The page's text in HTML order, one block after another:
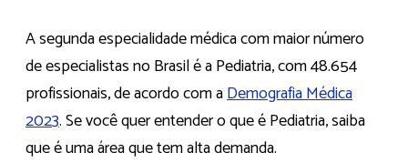
A segunda especialidade médica com maior número
de especialistas no Brasil é a Pediatria, com 48.654
profissionais, de acordo com aDemografia Médica
2023. Se você quer entender o que é Pediatria, saiba
que é uma área que tem alta demanda.